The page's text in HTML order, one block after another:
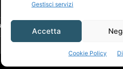
Gestisci servizi
Accetta
Cookie Policy